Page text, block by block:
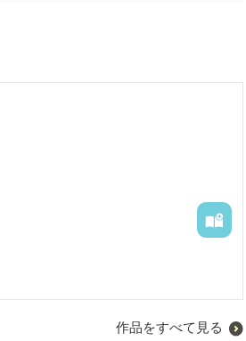
作品をすべて見る